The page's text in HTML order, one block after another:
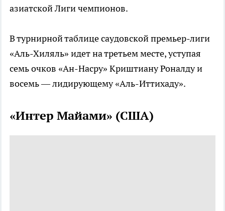
азиатской Лиги чемпионов.
В турнирной таблице саудовской премьер-лиги
«Аль-Хиляль» идет на третьем месте, уступая
семь очков «Ан-Насру» Криштиану Роналду и
восемь — лидирующему «Аль-Иттихаду».
«Интер Майами» (США)